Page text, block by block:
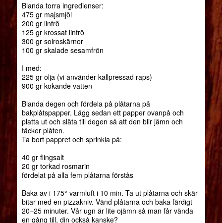
Blanda torra ingredienser:
475 gr majsmjöl
200 gr linfrö
125 gr krossat linfrö
300 gr solroskärnor
100 gr skalade sesamfrön
I med:
225 gr olja (vi använder kallpressad raps)
900 gr kokande vatten
Blanda degen och fördela på plåtarna på
bakplåtspapper. Lägg sedan ett papper ovanpå och
platta ut och släta till degen så att den blir jämn och
täcker plåten.
Ta bort pappret och sprinkla på:
40 gr flingsalt
20 gr torkad rosmarin
fördelat på alla fem plåtarna förstås
Baka av i 175° varmluft i 10 min. Ta ut plåtarna och skär
bitar med en pizzakniv. Vänd plåtarna och baka färdigt
20–25 minuter. Vår ugn är lite ojämn så man får vända
en gång till, din också kanske?